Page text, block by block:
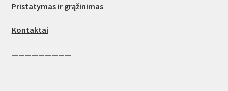
Pristatymas ir grąžinimas
Kontaktai
—————————